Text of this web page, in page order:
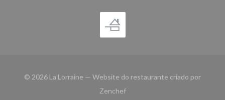
© 2026 La Lorraine — Website do restaurante criado por
Zenchef((abre numa nova janela))